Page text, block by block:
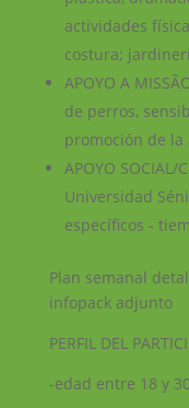
actividades
costura;
APOYO A
de perros,
promoción de
APOYO SOCIAL/
Universidad
específicos -
Plan semanal
infopack adjunto
PERFIL DEL
-edad entre 18 y